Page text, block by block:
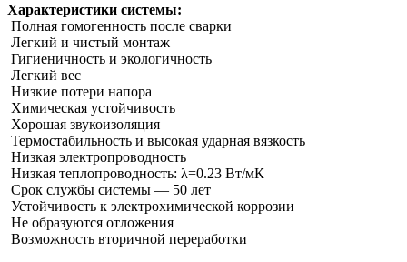
Характеристики системы:
Полная гомогенность после сварки
Легкий и чистый монтаж
Гигиеничность и экологичность
Легкий вес
Низкие потери напора
Химическая устойчивость
Хорошая звукоизоляция
Термостабильность и высокая ударная вязкость
Низкая электропроводность
Низкая теплопроводность: λ=0.23 Вт/мК
Срок службы системы ― 50 лет
Устойчивость к электрохимической коррозии
Не образуются отложения
Возможность вторичной переработки